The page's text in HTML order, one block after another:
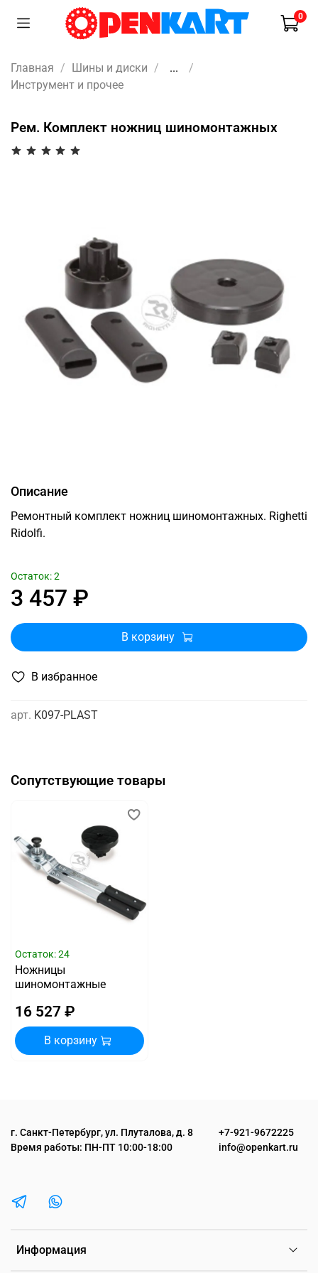
0
Главная Шины и диски
...
Инструмент и прочее
Рем. Комплект ножниц шиномонтажных
В избранное
арт. K097-PLAST
Описание
Ремонтный комплект ножниц шиномонтажных. Righetti
Ridolfi.
3 457 ₽
Остаток: 2
В корзину
Сопутствующие товары
Остаток: 24
Ножницы
шиномонтажные
16 527 ₽
В корзину
Информация
г. Санкт-Петербург, ул. Плуталова, д. 8
Время работы: ПН-ПТ 10:00-18:00
+7-921-9672225
info@openkart.ru